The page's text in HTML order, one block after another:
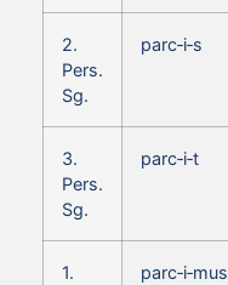
2.
Pers.
Sg.
parc‑i‑s
3.
Pers.
Sg.
parc‑i‑t
1.
parc‑i‑mus